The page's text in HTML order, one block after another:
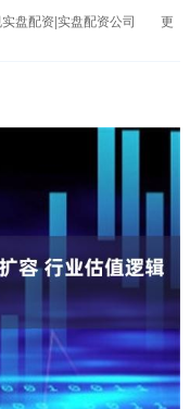
盘配资|实盘配资公司
更